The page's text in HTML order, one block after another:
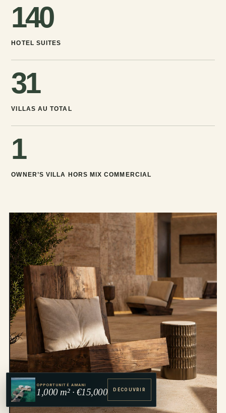
140
HOTEL SUITES
31
VILLAS AU TOTAL
1
OWNER’S VILLA HORS MIX COMMERCIAL
OPPORTUNITÉ AMANI
1,000 m² · €15,000 DÉCOUVRIR